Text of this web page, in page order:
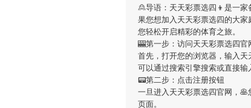
🙎导语： 天天彩票选四 👦是一
果您想加入 天天彩票选四的大家
您轻松开启精彩的体育之旅。
🎰第一步：访问天天彩票选四官
首先，打开您的浏览器，输入 天
可以通过搜索引擎搜索或直接输
📟第二步：点击注册按钮
一旦进入 天天彩票选四官网，🥞
页面。